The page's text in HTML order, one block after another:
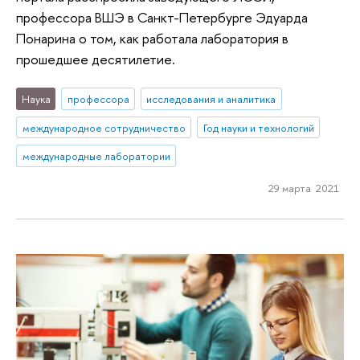
профессора ВШЭ в Санкт-Петербурге Эдуарда
Понарина о том, как работала лаборатория в
прошедшее десятилетие.
Наука профессора
исследования и аналитика
международное сотрудничество
Год науки и технологий
международные лаборатории
29 марта 2021